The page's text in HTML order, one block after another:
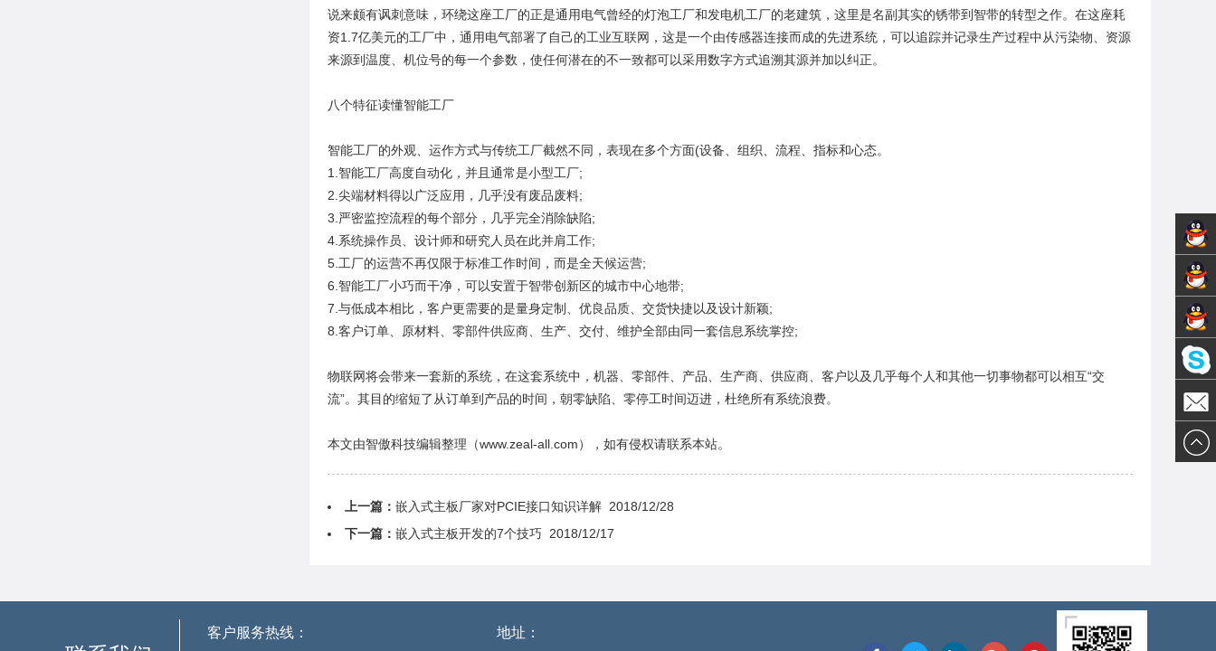
说来颇有讽刺意味，环绕这座工厂的正是通用电气曾经的灯泡工厂和发电机工厂的老建筑，这里是名副其实的锈带到智带的转型之作。在这座耗
资1.7亿美元的工厂中，通用电气部署了自己的工业互联网，这是一个由传感器连接而成的先进系统，可以追踪并记录生产过程中从污染物、资源
来源到温度、机位号的每一个参数，使任何潜在的不一致都可以采用数字方式追溯其源并加以纠正。
八个特征读懂智能工厂
智能工厂的外观、运作方式与传统工厂截然不同，表现在多个方面(设备、组织、流程、指标和心态。
1.智能工厂高度自动化，并且通常是小型工厂;
2.尖端材料得以广泛应用，几乎没有废品废料;
3.严密监控流程的每个部分，几乎完全消除缺陷;
4.系统操作员、设计师和研究人员在此并肩工作;
5.工厂的运营不再仅限于标准工作时间，而是全天候运营;
6.智能工厂小巧而干净，可以安置于智带创新区的城市中心地带;
7.与低成本相比，客户更需要的是量身定制、优良品质、交货快捷以及设计新颖;
8.客户订单、原材料、零部件供应商、生产、交付、维护全部由同一套信息系统掌控;
物联网将会带来一套新的系统，在这套系统中，机器、零部件、产品、生产商、供应商、客户以及几乎每个人和其他一切事物都可以相互“交
流”。其目的缩短了从订单到产品的时间，朝零缺陷、零停工时间迈进，杜绝所有系统浪费。
本文由智傲科技编辑整理（www.zeal-all.com），如有侵权请联系本站。
上一篇： 嵌入式主板厂家对PCIE接口知识详解 2018/12/28
下一篇： 嵌入式主板开发的7个技巧 2018/12/17
客户服务热线： 地址：
销售1-
黄先生
技术支
持-张
销售2-
陈先生
Olivia
邮件发